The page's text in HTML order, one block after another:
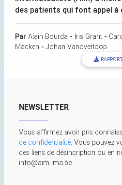
des patients qui font appel à
Par Alain Bourda - Iris Grant -
Macken - Johan Vanoverloop
NEWSLETTER
Vous affirmez avoir pris
de confidentialité. Vous pouvez
des liens de désincription ou en
info@aim-ima.be